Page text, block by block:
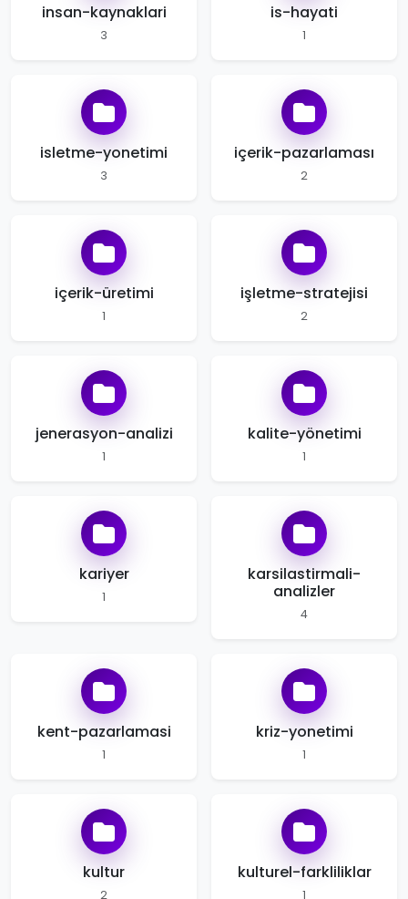
insan-kaynaklari
3
is-hayati
1
isletme-yonetimi
3
içerik-pazarlaması
2
içerik-üretimi
1
işletme-stratejisi
2
jenerasyon-analizi
1
kalite-yönetimi
1
kariyer
1
karsilastirmali-
analizler
4
kent-pazarlamasi
1
kriz-yonetimi
1
kultur
2
kulturel-farkliliklar
1